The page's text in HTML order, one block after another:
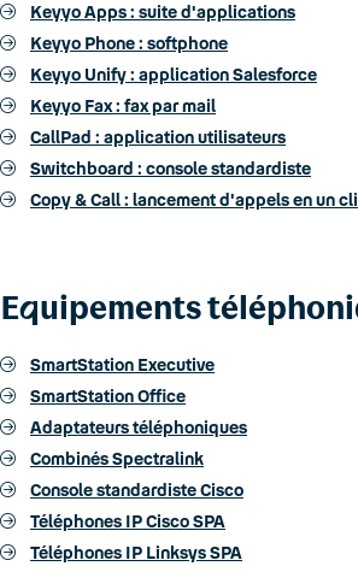
Keyyo Apps : suite d'applications
Keyyo Phone : softphone
Keyyo Unify : application Salesforce
Keyyo Fax : fax par mail
CallPad : application utilisateurs
Switchboard : console standardiste
Copy & Call : lancement d'appels en un
Equipements
SmartStation Executive
SmartStation Office
Adaptateurs téléphoniques
Combinés Spectralink
Console standardiste Cisco
Téléphones IP Cisco SPA
Téléphones IP Linksys SPA